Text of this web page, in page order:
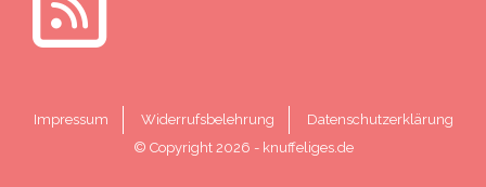
Impressum Widerrufsbelehrung
Datenschutzerklärung
© Copyright 2026 - knuffeliges.de